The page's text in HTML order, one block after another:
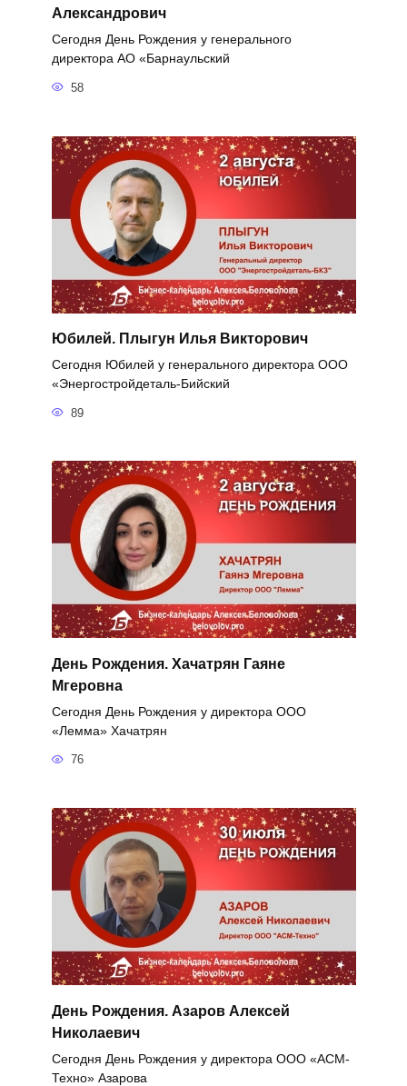
Александрович
Сегодня День Рождения у генерального
директора АО «Барнаульский
58
Юбилей. Плыгун Илья Викторович
Сегодня Юбилей у генерального директора ООО
«Энергостройдеталь-Бийский
89
День Рождения. Хачатрян Гаяне
Мгеровна
Сегодня День Рождения у директора ООО
«Лемма» Хачатрян
76
День Рождения. Азаров Алексей
Николаевич
Сегодня День Рождения у директора ООО «АСМ-
Техно» Азарова